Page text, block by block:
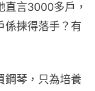
直言3000多戶，
係揀得落手？有
鋼琴，只為培養